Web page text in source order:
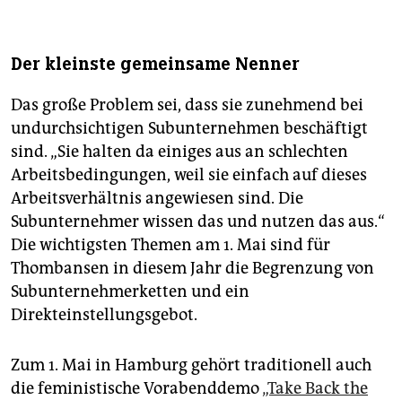
Der kleinste gemeinsame Nenner
Das große Problem sei, dass sie zunehmend bei
undurchsichtigen Subunternehmen beschäftigt
sind. „Sie halten da einiges aus an schlechten
Arbeitsbedingungen, weil sie einfach auf dieses
Arbeitsverhältnis angewiesen sind. Die
Subunternehmer wissen das und nutzen das aus.“
Die wichtigsten Themen am 1. Mai sind für
Thombansen in diesem Jahr die Begrenzung von
Subunternehmerketten und ein
Direkteinstellungsgebot.
Zum 1. Mai in Hamburg gehört traditionell auch
die feministische Vorabenddemo„Take Back the